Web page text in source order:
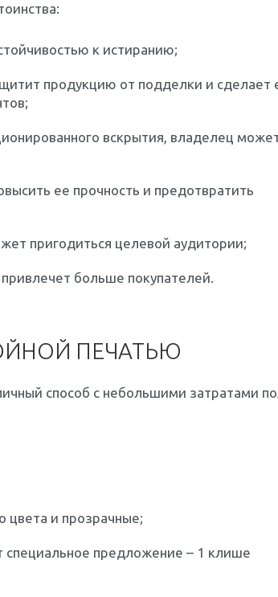
к истиранию;
продукцию от подделки и сделает
вскрытия, владелец
ее прочность и предотвратить
пригодиться целевой аудитории;
больше покупателей.
ПЕЧАТЬЮ
способ с небольшими затратами
цвета и прозрачные;
специальное предложение – 1 клише